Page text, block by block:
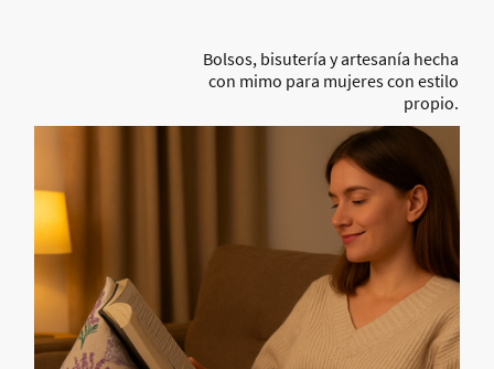
Bolsos, bisutería y artesanía hecha
con mimo para mujeres con estilo
propio.